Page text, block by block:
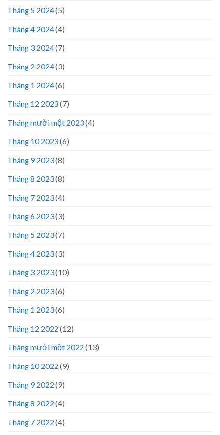
Tháng 5 2024(5)
Tháng 4 2024(4)
Tháng 3 2024(7)
Tháng 2 2024(3)
Tháng 1 2024(6)
Tháng 12 2023(7)
Tháng mười một 2023(4)
Tháng 10 2023(6)
Tháng 9 2023(8)
Tháng 8 2023(8)
Tháng 7 2023(4)
Tháng 6 2023(3)
Tháng 5 2023(7)
Tháng 4 2023(3)
Tháng 3 2023(10)
Tháng 2 2023(6)
Tháng 1 2023(6)
Tháng 12 2022 (12)
Tháng mười một 2022 (13)
Tháng 10 2022 (9)
Tháng 9 2022 (9)
Tháng 8 2022 (4)
Tháng 7 2022 (4)